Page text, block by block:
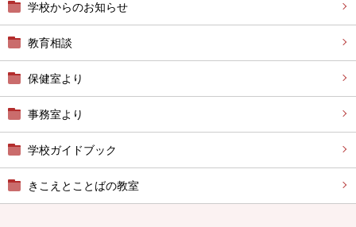
学校からのお知らせ
教育相談
保健室より
事務室より
学校ガイドブック
きこえとことばの教室